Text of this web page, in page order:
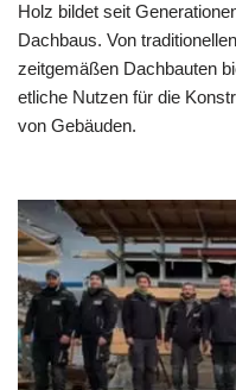
Holz bildet seit
Dachbaus. Von
zeitgemäßen Dachbauten
etliche Nutzen für die
von Gebäuden.